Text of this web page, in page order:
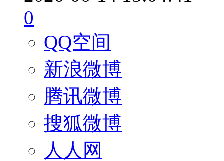
0
QQ空间
新浪微博
腾讯微博
搜狐微博
人人网